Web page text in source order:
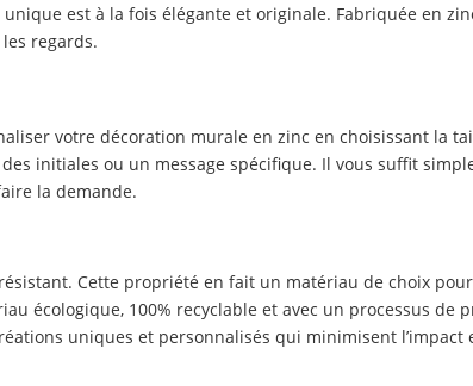
est à la fois élégante et originale. Fabriquée en
regards.
votre décoration murale en zinc en choisissant la
initiales ou un message spécifique. Il vous suffit
la demande.
Cette propriété en fait un matériau de choix
écologique, 100% recyclable et avec un processus de
uniques et personnalisés qui minimisent